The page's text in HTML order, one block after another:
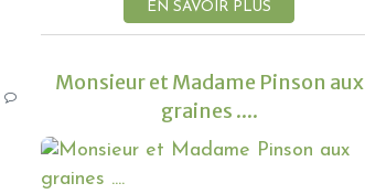
EN SAVOIR PLUS
OISEAUX
Monsieur et Madame Pinson aux
graines ....